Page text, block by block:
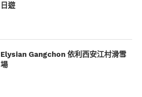
日遊
Elysian Gangchon 依利西安江村滑雪
場